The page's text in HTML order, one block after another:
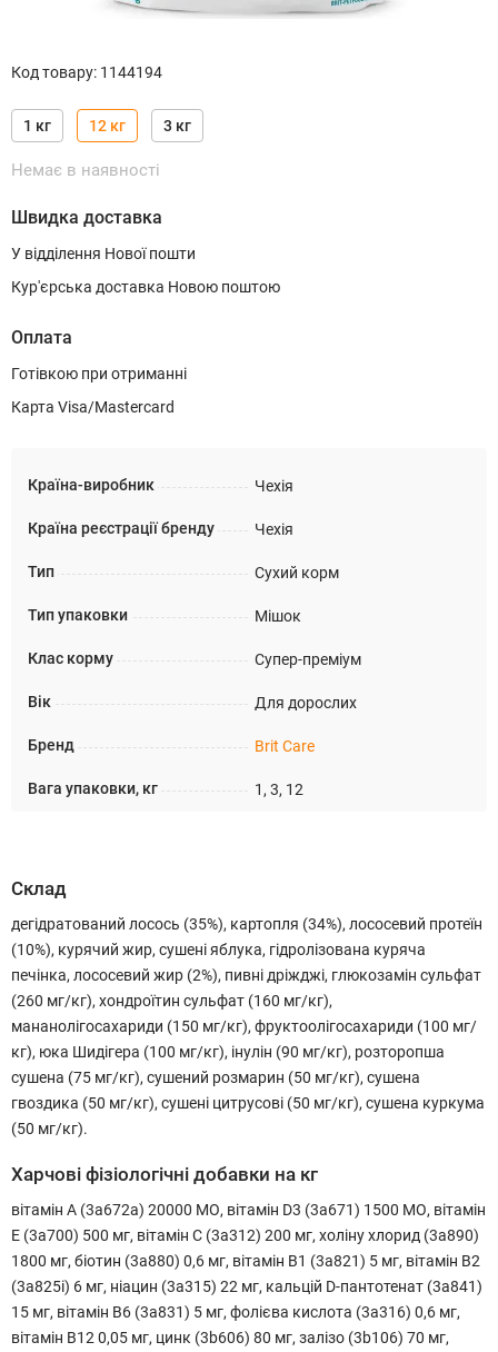
Код товару: 1144194
1 кг 12 кг 3 кг
Немає в наявності
Швидка доставка
У відділення Нової пошти
Кур'єрська доставка Новою поштою
Оплата
Готівкою при отриманні
Карта Visa/Mastercard
Країна-виробник Чехія
Країна реєстрації бренду Чехія
Тип Сухий корм
Тип упаковки Мішок
Клас корму Супер-преміум
Вік Для дорослих
Бренд Brit Care
Вага упаковки, кг 1, 3, 12
Склад
дегідратований лосось (35%), картопля (34%), лососевий протеїн
(10%), курячий жир, сушені яблука, гідролізована куряча
печінка, лососевий жир (2%), пивні дріжджі, глюкозамін сульфат
(260 мг/кг), хондроїтин сульфат (160 мг/кг),
мананолігосахариди (150 мг/кг), фруктоолігосахариди (100 мг/
кг), юка Шидігера (100 мг/кг), інулін (90 мг/кг), розторопша
сушена (75 мг/кг), сушений розмарин (50 мг/кг), сушена
гвоздика (50 мг/кг), сушені цитрусові (50 мг/кг), сушена куркума
(50 мг/кг).
Харчові фізіологічні добавки на кг
вітамін A (3a672a) 20000 МО, вітамін D3 (3a671) 1500 МО, вітамін
E (3a700) 500 мг, вітамін С (3a312) 200 мг, холіну хлорид (3a890)
1800 мг, біотин (3a880) 0,6 мг, вітамін В1 (3a821) 5 мг, вітамін B2
(3a825i) 6 мг, ніацин (3a315) 22 мг, кальцій D-пантотенат (3a841)
15 мг, вітамін B6 (3a831) 5 мг, фолієва кислота (3a316) 0,6 мг,
вітамін В12 0,05 мг, цинк (3b606) 80 мг, залізо (3b106) 70 мг,